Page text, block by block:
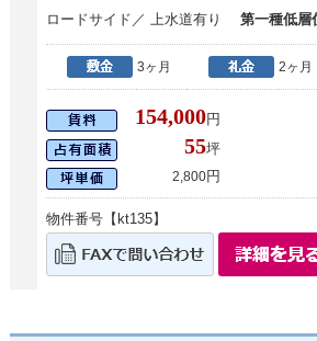
ロードサイド／ 上水道有り第一種低層
3ヶ月 2ヶ月
154,000円
55坪
2,800円
物件番号【kt135】